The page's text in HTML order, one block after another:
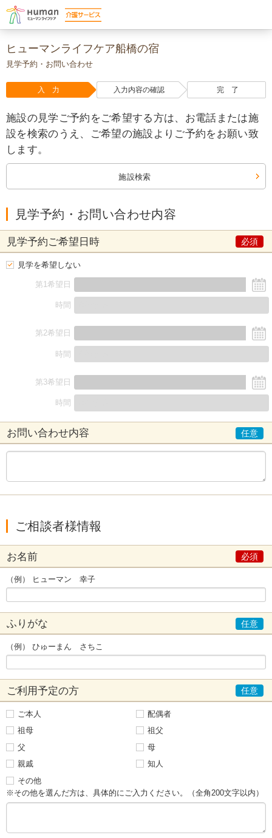
ヒューマンライフケア船橋の宿
見学予約・お問い合わせ
入 力 入力内容の確認 完 了
施設の見学ご予約をご希望する方は、お電話または施
設を検索のうえ、ご希望の施設よりご予約をお願い致
します。
施設検索
見学予約・お問い合わせ内容
見学予約ご希望日時
見学を希望しない
第1希望日
時間
第2希望日
時間
第3希望日
時間
お問い合わせ内容
ご相談者様情報
お名前
（例） ヒューマン 幸子
ふりがな
（例） ひゅーまん さちこ
ご利用予定の方
ご本人
配偶者
祖母
祖父
父
母
親戚
知人
その他
※その他を選んだ方は、具体的にご入力ください。（全角200文字以内）